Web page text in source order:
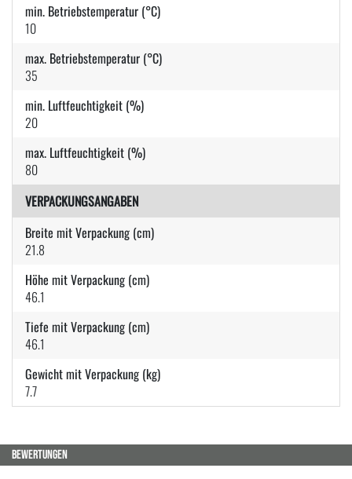
min. Betriebstemperatur (°C)
10
max. Betriebstemperatur (°C)
35
min. Luftfeuchtigkeit (%)
20
max. Luftfeuchtigkeit (%)
80
VERPACKUNGSANGABEN
Breite mit Verpackung (cm)
21.8
Höhe mit Verpackung (cm)
46.1
Tiefe mit Verpackung (cm)
46.1
Gewicht mit Verpackung (kg)
7.7
BEWERTUNGEN